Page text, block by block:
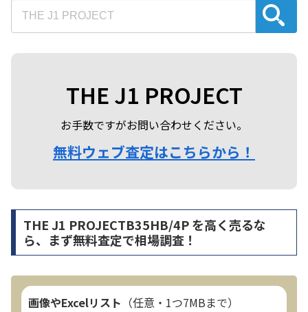
THE J1 PROJECT
お手数ですがお問い合わせください。
無料ウェブ査定はこちらから！
THE J1 PROJECTB35HB/4P を高く売るな
ら、まず無料査定で相場調査！
画像やExcelリスト （任意・1つ7MBまで）